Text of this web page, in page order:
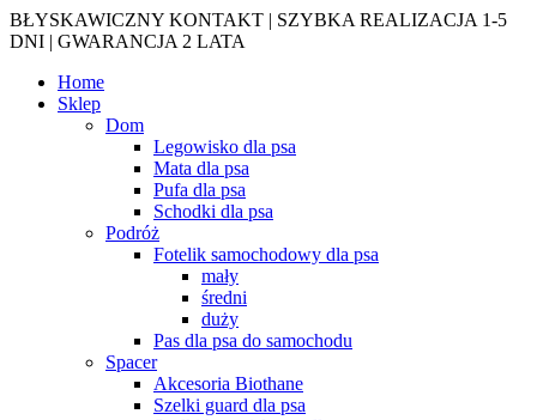
BŁYSKAWICZNY KONTAKT | SZYBKA REALIZACJA 1-5
DNI | GWARANCJA 2 LATA
Home
Sklep
Dom
Legowisko dla psa
Mata dla psa
Pufa dla psa
Schodki dla psa
Podróż
Fotelik samochodowy dla psa
mały
średni
duży
Pas dla psa do samochodu
Spacer
Akcesoria Biothane
Szelki guard dla psa